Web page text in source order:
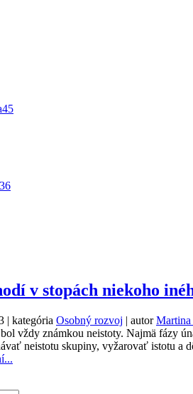
45
36
v stopách niekoho
| kategória Osobný rozvoj | autor
vždy známkou neistoty. Najmä fázy
neistotu skupiny, vyžarovať istotu a